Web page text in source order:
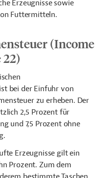
Erzeugnisse sowie
Futtermitteln.
(Income
bei der Einfuhr von
zu erheben. Der
2,5 Prozent für
und 7,5 Prozent ohne
Erzeugnisse gilt ein
Prozent. Zum dem